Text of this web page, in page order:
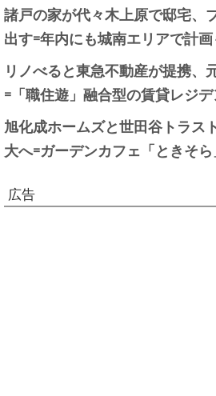
諸戸の家が代々木上原で邸宅、
出す=年内にも城南エリアで計画
リノべると東急不動産が提携、
=「職住遊」融合型の賃貸レジ
旭化成ホームズと世田谷トラス
大へ=ガーデンカフェ「ときそ
広告